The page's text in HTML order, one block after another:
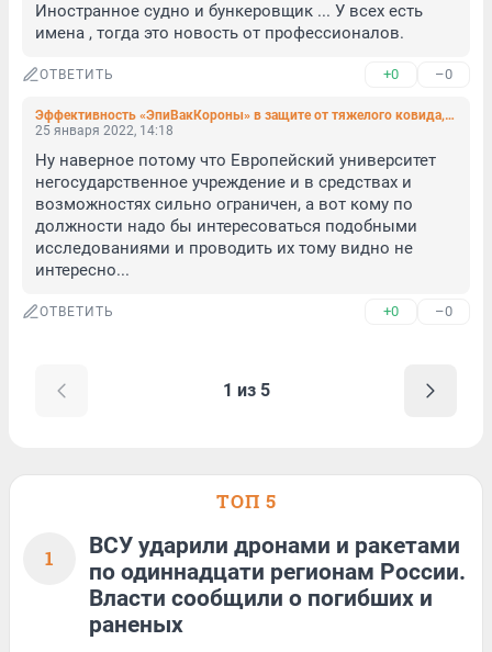
Иностранное судно и бункеровщик ... У всех есть
имена , тогда это новость от профессионалов.
ОТВЕТИТЬ +0 –0
Эффективность «ЭпиВакКороны» в защите от тяжелого ковида, вызванного «дельтой», даже не нулевая — отрицательная
25 января 2022, 14:18
Ну наверное потому что Европейский университет
негосударственное учреждение и в средствах и
возможностях сильно ограничен, а вот кому по
должности надо бы интересоваться подобными
исследованиями и проводить их тому видно не
интересно...
ОТВЕТИТЬ +0 –0
1 из 5
ТОП 5
1
ВСУ ударили дронами и ракетами
по одиннадцати регионам России.
Власти сообщили о погибших и
раненых